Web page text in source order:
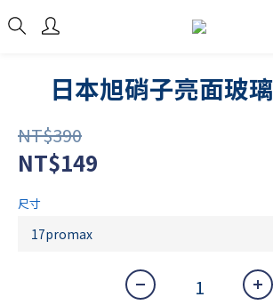
日本旭硝子亮面玻
NT$390
NT$149
尺寸